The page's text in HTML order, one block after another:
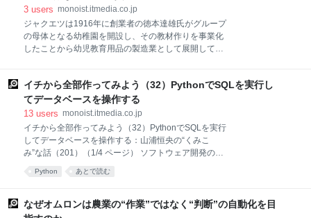
額”となるGDPではなく“われわれの豊かさ”を見る「1
人当たりGDP」について、国際通貨基金（IMF：
International Monetary Fund）の最新データを紹介し
ます。 ⇒連載「小川製作所のスキマ時間にながめる経
まってきました。失われた30年と呼ばれる経済停滞か
ら脱しつつあるように見えますが、一方で少子
3 users monoist.itmedia.co.jp
ジャクエツは1916年に創業者の徳本達雄氏がグループ
の母体となる幼稚園を開設し、その教材作りを事業化
したことから幼児教育用品の製造業として展開してき
京にも本社機能を構え、全国に約65の営業拠点を持
つ。製品は、教材／教具や遊具、園児服にとどまら
ず、園舎の建築設計、リノベーション、ランドスケー
プデザイン、公共施設の遊び空間づくりまで多岐にわ
たる。全国の幼稚園や保育園を主要顧客とし、自治体
や商業施設向けの幼児向けスペースの企画や運営に関
企画、デザイン、製造、施工、アフターメンテナンス
に、安全性と品質を重視したモノづくりを続ける。近
年は、発達心理学やデザイン分野の専門家と連携する
イチから全部作ってみよう（32）PythonでSQLを実行し
てデータベースを操作する
13 users monoist.itmedia.co.jp
イチから全部作ってみよう（32）PythonでSQLを実行
してデータベースを操作する：山浦恒央の“くみこ
み”な話（201）（1/4 ページ） ソフトウェア開発の全
工程を学ぶ新シリーズ「イチから全部作ってみよ
う」。第32回は、さらに一歩踏み込み、Pythonプログ
を解説する。 1．はじめに 山浦恒央の“くみこみ”な話
の連載第170回から、入門者をターゲットとして、
Python あとで読む
なぜオムロンは農業の“作業”ではなく“判断”の自動化を目